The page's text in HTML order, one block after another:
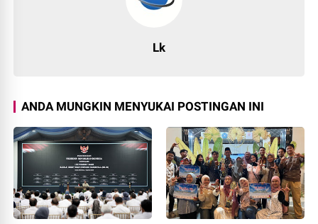
Lk
ANDA MUNGKIN MENYUKAI POSTINGAN INI